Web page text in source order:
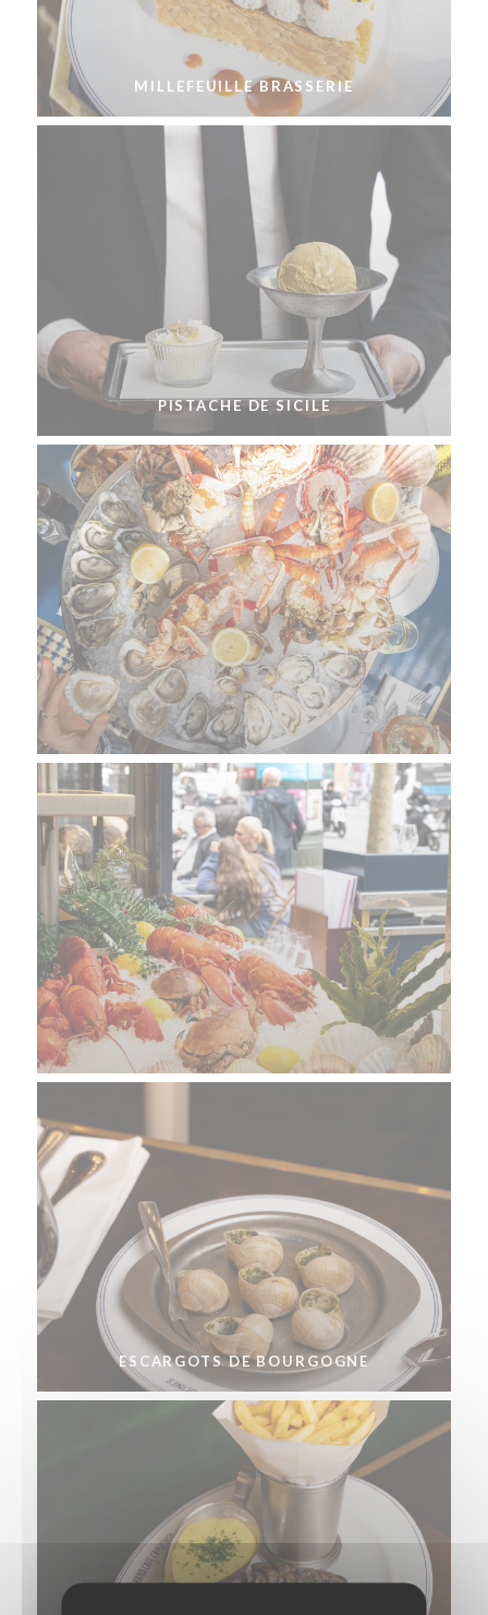
MILLEFEUILLE BRASSERIE
PISTACHE DE SICILE
ESCARGOTS DE BOURGOGNE